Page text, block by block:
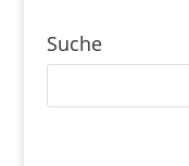
Suche